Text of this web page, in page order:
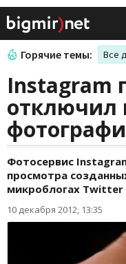
Горячие темы: Все
Instagram
отключил
Фотосервис
просмотра
микроблогах Twitter
10 декабря 2012, 13:35